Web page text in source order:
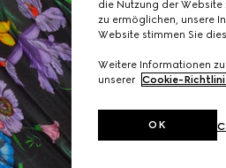
die Nutzung der Website
zu ermöglichen, unsere
Website stimmen Sie
Weitere Informationen
unserer Cookie-
OK